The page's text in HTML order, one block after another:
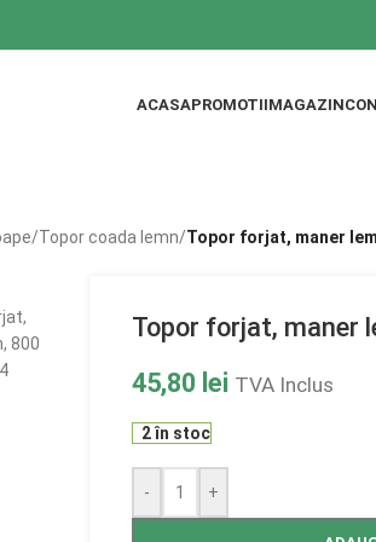
ACASAPROMOTIIMAGAZIN
/Topor coada lemn/Topor forjat, maner
Topor forjat, maner
45,80 lei TVA Inclus
2 în stoc
- +